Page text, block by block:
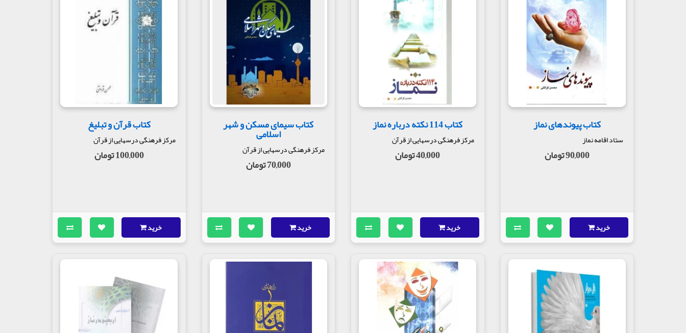
کتاب پیوندهای نماز
ستاد اقامه نماز
90,000 تومان
خرید
کتاب 114 نکته درباره نماز
مرکز فرهنگی درسهایی از قرآن
40,000 تومان
خرید
کتاب سیمای مسکن و شهر
اسلامی
مرکز فرهنگی درسهایی از قرآن
70,000 تومان
خرید
کتاب قرآن و تبلیغ
مرکز فرهنگی درسهایی از قرآن
100,000 تومان
خرید